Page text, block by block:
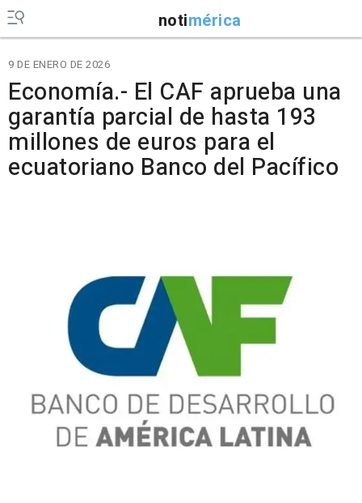
notimérica
9 DE ENERO DE 2026
Economía.- El CAF aprueba una
garantía parcial de hasta 193
millones de euros para el
ecuatoriano Banco del Pacífico